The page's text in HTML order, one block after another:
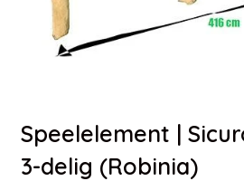
Speelelement |
3-delig (Robinia)